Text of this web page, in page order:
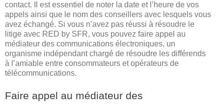
contact. Il est essentiel de noter la date et l’heure de vos
appels ainsi que le nom des conseillers avec lesquels vous
avez échangé. Si vous n’avez pas réussi à résoudre le
litige avec RED by SFR, vous pouvez faire appel au
médiateur des communications électroniques, un
organisme indépendant chargé de résoudre les différends
à l’amiable entre consommateurs et opérateurs de
télécommunications.
Faire appel au médiateur des